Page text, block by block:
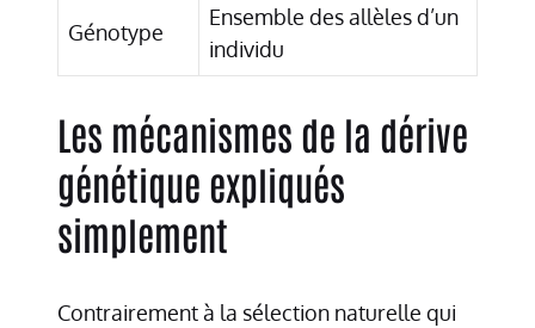
Génotype
Ensemble des allèles d’un
individu
Les mécanismes de la dérive
génétique expliqués
simplement
Contrairement à la sélection naturelle qui